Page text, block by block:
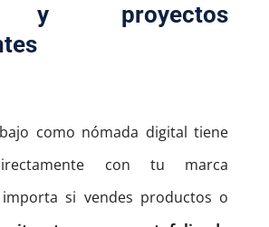
y proyectos
como nómada digital tiene
con tu marca
si vendes productos o